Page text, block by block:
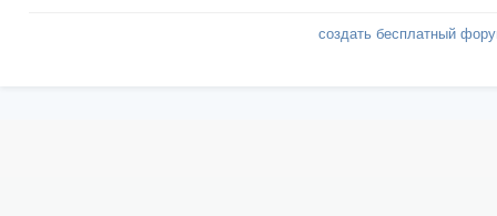
создать бесплатный